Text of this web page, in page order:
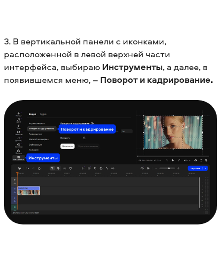
3. В вертикальной панели с иконками,
расположенной в левой верхней части
интерфейса, выбираю Инструменты, а далее, в
появившемся меню, – Поворот и кадрирование.